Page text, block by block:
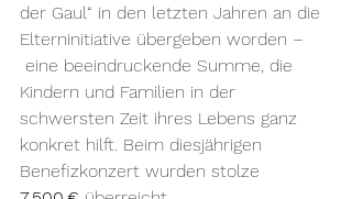
der Gaul“ in den letzten Jahren an die
Elterninitiative übergeben worden –
eine beeindruckende Summe, die
Kindern und Familien in der
schwersten Zeit ihres Lebens ganz
konkret hilft. Beim diesjährigen
Benefizkonzert wurden stolze